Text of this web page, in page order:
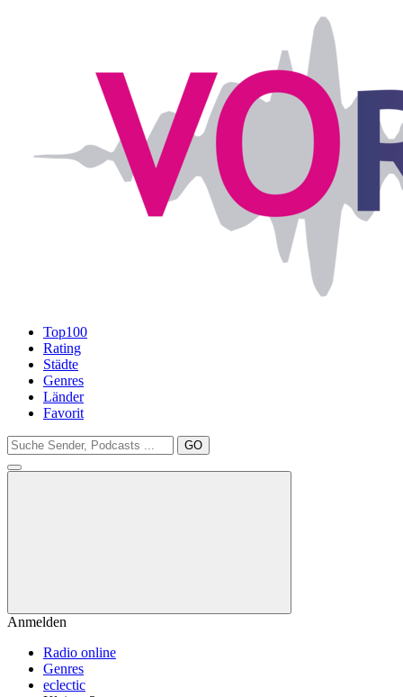
Top100
Rating
Städte
Genres
Länder
Favorit
GO
Anmelden
Radio online
Genres
eclectic